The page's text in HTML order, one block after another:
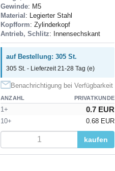
Gewinde: M5
Material : Legierter Stahl
Kopfform: Zylinderkopf
Antrieb, Schlitz: Innensechskant
auf Bestellung: 305 St.
305 St. - Lieferzeit 21-28 Tag (e)
Benachrichtigung bei Verfügbarkeit
ANZAHL PRIVATKUNDE
1+ 0.7 EUR
10+ 0.68 EUR
kaufen